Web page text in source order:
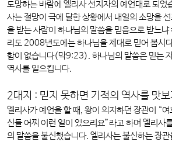
도망하는 바람에 엘리사 선지자의 예언대로 되었
사는 절망이 극에 달한 상황에서 내일의 소망을
을 받는 사람이 하나님의 말씀을 믿음으로 받느
리도 2008년도에는 하나님을 제대로 믿어 봅시
함이 없습니다(막9:23). 하나님의 말씀은 믿는
역사를 일으킵니다.
2대지 : 믿지 못하면 기적의 역사를 맛
엘리사가 예언을 할 때, 왕이 의지하던 장관이 “
신들 어찌 이런 일이 있으리요”라고 하며 엘리사
의 말씀을 불신했습니다. 엘리사는 불신하는 장